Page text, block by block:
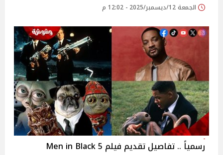
الجمعة 12/ديسمبر/2025 - 12:02 م
رسمياً .. تفاصيل تقديم فيلم Men in Black 5